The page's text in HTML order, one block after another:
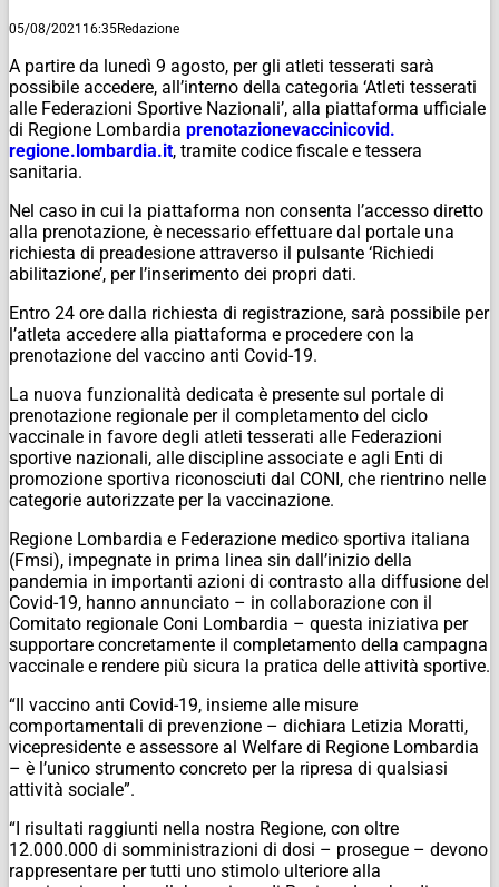
05/08/2021 16:35Redazione
A partire da lunedì 9 agosto, per gli atleti tesserati sarà
possibile accedere, all’interno della categoria ‘Atleti tesserati
alle Federazioni Sportive Nazionali’, alla piattaforma ufficiale
di Regione Lombardia prenotazionevaccinicovid.
regione.lombardia.it, tramite codice fiscale e tessera
sanitaria.
Nel caso in cui la piattaforma non consenta l’accesso diretto
alla prenotazione, è necessario effettuare dal portale una
richiesta di preadesione attraverso il pulsante ‘Richiedi
abilitazione’, per l’inserimento dei propri dati.
Entro 24 ore dalla richiesta di registrazione, sarà possibile per
l’atleta accedere alla piattaforma e procedere con la
prenotazione del vaccino anti Covid-19.
La nuova funzionalità dedicata è presente sul portale di
prenotazione regionale per il completamento del ciclo
vaccinale in favore degli atleti tesserati alle Federazioni
sportive nazionali, alle discipline associate e agli Enti di
promozione sportiva riconosciuti dal CONI, che rientrino nelle
categorie autorizzate per la vaccinazione.
Regione Lombardia e Federazione medico sportiva italiana
(Fmsi), impegnate in prima linea sin dall’inizio della
pandemia in importanti azioni di contrasto alla diffusione del
Covid-19, hanno annunciato – in collaborazione con il
Comitato regionale Coni Lombardia – questa iniziativa per
supportare concretamente il completamento della campagna
vaccinale e rendere più sicura la pratica delle attività sportive.
“Il vaccino anti Covid-19, insieme alle misure
comportamentali di prevenzione – dichiara Letizia Moratti,
vicepresidente e assessore al Welfare di Regione Lombardia
– è l’unico strumento concreto per la ripresa di qualsiasi
attività sociale”.
“I risultati raggiunti nella nostra Regione, con oltre
12.000.000 di somministrazioni di dosi – prosegue – devono
rappresentare per tutti uno stimolo ulteriore alla